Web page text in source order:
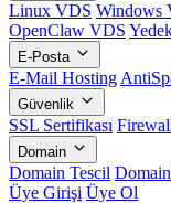
Linux VDS Windows
OpenClaw VDS
E-Posta
E-Mail Hosting
Güvenlik
SSL Sertifikası
Domain
Domain Tescil
Üye Girişi Üye Ol